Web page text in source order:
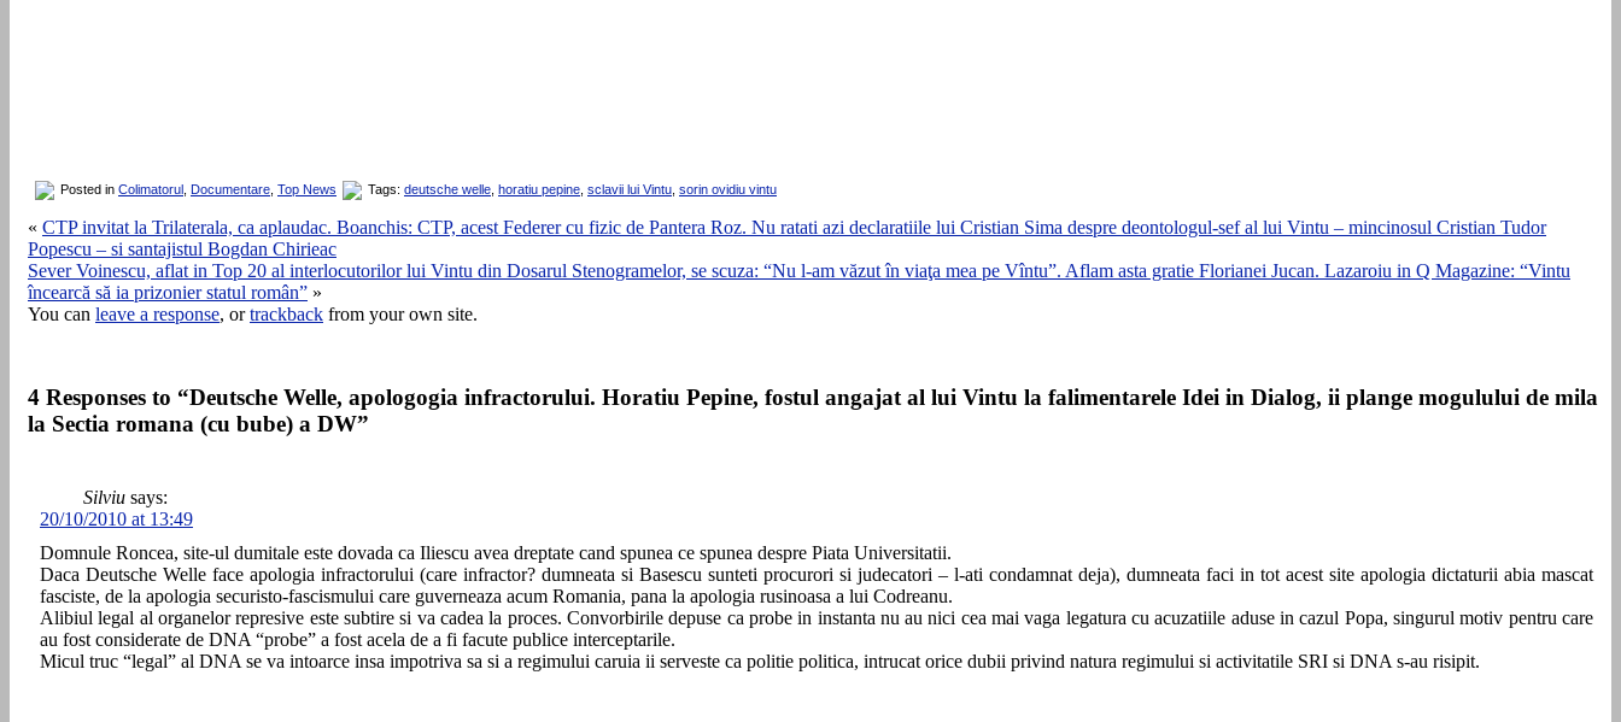
Posted in Colimatorul Documentare Top News Tags: deutsche welle horatiu pepine sclavii lui Vintu sorin ovidiu vintu
« CTP invitat la Trilaterala, ca aplaudac. Boanchis: CTP, acest Federer cu fizic de Pantera Roz. Nu ratati azi declaratiile lui Cristian Sima despre deontologul-sef al lui Vintu – mincinosul Cristian Tudor
Popescu – si santajistul Bogdan Chirieac
Sever Voinescu, aflat in Top 20 al interlocutorilor lui Vintu din Dosarul Stenogramelor, se scuza: “Nu l-am văzut în viaţa mea pe Vîntu”. Aflam asta gratie Florianei Jucan. Lazaroiu in Q Magazine: “Vintu
încearcă să ia prizonier statul român” »
You can leave a response, ortrackback from your own site.
4 Responses to “Deutsche Welle, apologogia infractorului. Horatiu Pepine, fostul angajat al lui Vintu la falimentarele Idei in Dialog, ii plange mogulului de mila
la Sectia romana (cu bube) a DW”
Silviu says:
20/10/2010 at 13:49
Domnule Roncea, site-ul dumitale este dovada ca Iliescu avea dreptate cand spunea ce spunea despre Piata Universitatii.
Daca Deutsche Welle face apologia infractorului (care infractor? dumneata si Basescu sunteti procurori si judecatori – l-ati condamnat deja), dumneata faci in tot acest site apologia dictaturii abia mascat
fasciste, de la apologia securisto-fascismului care guverneaza acum Romania, pana la apologia rusinoasa a lui Codreanu.
Alibiul legal al organelor represive este subtire si va cadea la proces. Convorbirile depuse ca probe in instanta nu au nici cea mai vaga legatura cu acuzatiile aduse in cazul Popa, singurul motiv pentru care
au fost considerate de DNA “probe” a fost acela de a fi facute publice interceptarile.
Micul truc “legal” al DNA se va intoarce insa impotriva sa si a regimului caruia ii serveste ca politie politica, intrucat orice dubii privind natura regimului si activitatile SRI si DNA s-au risipit.